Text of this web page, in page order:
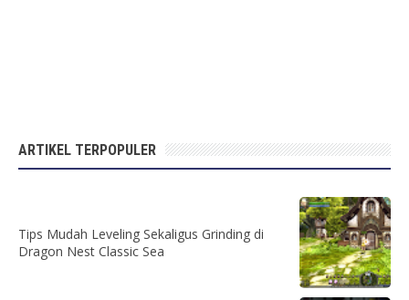
ARTIKEL TERPOPULER
Tips Mudah Leveling Sekaligus Grinding di
Dragon Nest Classic Sea